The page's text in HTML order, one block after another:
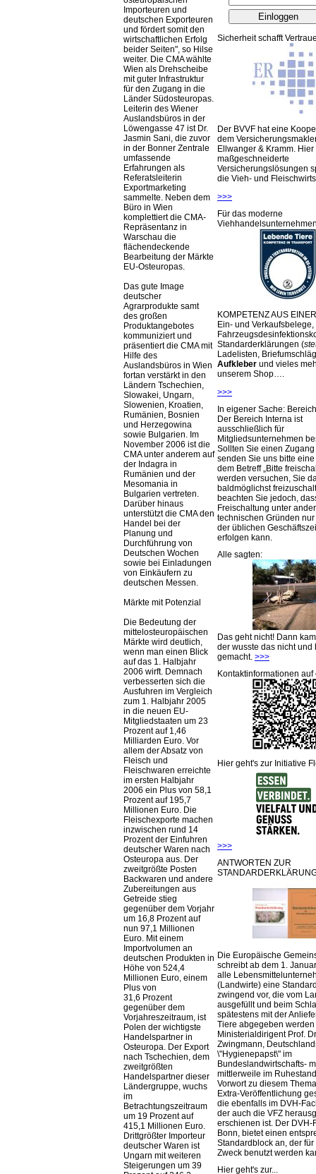
Importeuren und
deutschen Exporteuren
und fördert somit den
wirtschaftlichen Erfolg
beider Seiten , so Hilse
weiter. Die CMA wählte
Wien als Drehscheibe
mit guter Infrastruktur
für den Zugang in die
Länder Südosteuropas.
Leiterin des Wiener
Auslandsbüros in der
Löwengasse 47 ist Dr.
Jasmin Sani, die zuvor
in der Bonner Zentrale
umfassende
Erfahrungen als
Referatsleiterin
Exportmarketing
sammelte. Neben dem
Büro in Wien
komplettiert die CMA-
Repräsentanz in
Warschau die
flächendeckende
Bearbeitung der Märkte
EU-Osteuropas.
Das gute Image
deutscher
Agrarprodukte samt
des großen
Produktangebotes
kommuniziert und
präsentiert die CMA mit
Hilfe des
Auslandsbüros in Wien
fortan verstärkt in den
Ländern Tschechien,
Slowakei, Ungarn,
Slowenien, Kroatien,
Rumänien, Bosnien
und Herzegowina
sowie Bulgarien. Im
November 2006 ist die
CMA unter anderem auf
der Indagra in
Rumänien und der
Mesomania in
Bulgarien vertreten.
Darüber hinaus
unterstützt die CMA den
Handel bei der
Planung und
Durchführung von
Deutschen Wochen
sowie bei Einladungen
von Einkäufern zu
deutschen Messen.
Märkte mit Potenzial
Die Bedeutung der
mittelosteuropäischen
Märkte wird deutlich,
wenn man einen Blick
auf das 1. Halbjahr
2006 wirft. Demnach
verbesserten sich die
Ausfuhren im Vergleich
zum 1. Halbjahr 2005
in die neuen EU-
Mitgliedstaaten um 23
Prozent auf 1,46
Milliarden Euro. Vor
allem der Absatz von
Fleisch und
Fleischwaren erreichte
im ersten Halbjahr
2006 ein Plus von 58,1
Prozent auf 195,7
Millionen Euro. Die
Fleischexporte machen
inzwischen rund 14
Prozent der Einfuhren
deutscher Waren nach
Osteuropa aus. Der
zweitgrößte Posten
Backwaren und andere
Zubereitungen aus
Getreide stieg
gegenüber dem Vorjahr
um 16,8 Prozent auf
nun 97,1 Millionen
Euro. Mit einem
Importvolumen an
deutschen Produkten in
Höhe von 524,4
Millionen Euro, einem
Plus von
31,6 Prozent
gegenüber dem
Vorjahreszeitraum, ist
Polen der wichtigste
Handelspartner in
Osteuropa. Der Export
nach Tschechien, dem
zweitgrößten
Handelspartner dieser
Ländergruppe, wuchs
im
Betrachtungszeitraum
um 19 Prozent auf
415,1 Millionen Euro.
Drittgrößter Importeur
deutscher Waren ist
Ungarn mit weiteren
Steigerungen um 39
Sicherheit schafft
Der BVVF hat eine
dem
Ellwanger & Kramm.
maßgeschneiderte
Versicherungslösungen
die Vieh- und
>>>
Für das moderne
KOMPETENZ AUS
Ein- und Verkaufsbelege,
Standarderklärungen (
Ladelisten,
Aufkleber und vieles
unserem Shop….
>>>
In eigener Sache:
Der Bereich Interna ist
ausschließlich für
Mitgliedsunternehmen
Sollten Sie einen
senden Sie uns bitte
dem Betreff „Bitte
werden versuchen, Sie
baldmöglichst
beachten Sie jedoch,
Freischaltung unter
technischen Gründen
der üblichen
erfolgen kann.
Alle sagten:
Das geht nicht! Dann
der wusste das nicht und
gemacht. >>>
Kontaktinformationen
Hier geht's zur Initiative
>>>
ANTWORTEN ZUR
Die Europäische
schreibt ab dem 1.
alle
(Landwirte) eine
zwingend vor, die vom
ausgefüllt und beim
spätestens mit der
Tiere abgegeben werden
Ministerialdirigent Prof.
Zwingmann,
\"Hygienepapst\" im
Bundeslandwirtschafts-
mittlerweile im
Vorwort zu diesem
Extra-Veröffentlichung
die ebenfalls im DVH-
der auch die VFZ
erschienen ist. Der DVH-
Bonn, bietet einen
Standardblock an, der
Zweck benutzt werden
Hier geht's zur...